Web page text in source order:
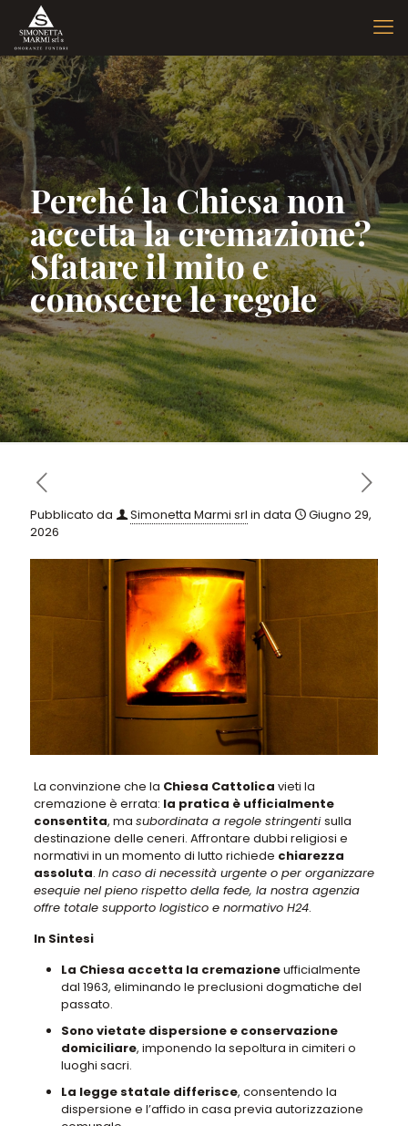
Perché la Chiesa non
accetta la cremazione?
Sfatare il mito e
conoscere le regole
Pubblicato da Simonetta Marmi srl in data
Giugno 29,
2026
La convinzione che la Chiesa Cattolica vieti la
cremazione è errata: la pratica è ufficialmente
consentita, ma subordinata a regole stringentisulla
destinazione delle ceneri. Affrontare dubbi religiosi e
normativi in un momento di lutto richiede chiarezza
assoluta. In caso di necessità urgente o per organizzare
esequie nel pieno rispetto della fede, la nostra agenzia
offre totale supporto logistico e normativo H24.
In Sintesi
La Chiesa accetta la cremazioneufficialmente
dal 1963, eliminando le preclusioni dogmatiche del
passato.
Sono vietate dispersione e conservazione
domiciliare, imponendo la sepoltura in cimiteri o
luoghi sacri.
La legge statale differisce, consentendo la
dispersione e l’affido in casa previa autorizzazione